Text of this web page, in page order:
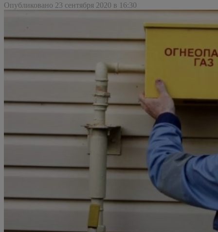
Опубликовано 23 сентября 2020 в 16:30